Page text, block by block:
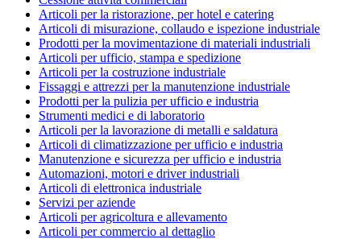
Articoli per la ristorazione, per hotel e catering
Articoli di misurazione, collaudo e ispezione industriale
Prodotti per la movimentazione di materiali industriali
Articoli per ufficio, stampa e spedizione
Articoli per la costruzione industriale
Fissaggi e attrezzi per la manutenzione industriale
Prodotti per la pulizia per ufficio e industria
Strumenti medici e di laboratorio
Articoli per la lavorazione di metalli e saldatura
Articoli di climatizzazione per ufficio e industria
Manutenzione e sicurezza per ufficio e industria
Automazioni, motori e driver industriali
Articoli di elettronica industriale
Servizi per aziende
Articoli per agricoltura e allevamento
Articoli per commercio al dettaglio